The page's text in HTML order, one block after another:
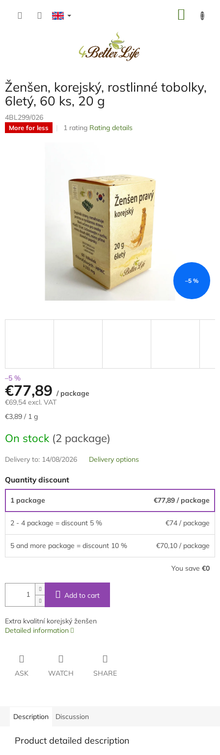
Ženšen, korejský, rostlinné tobolky,
6letý, 60 ks, 20 g
4BL299/026
More for less
The
out
of
stars.
1 rating Rating details
–5 %
–5 %
€77,89 / package
€69,54 excl. VAT
Measure
€3,89 / 1 g
On stock (2 package)
Delivery to: 14/08/2026 Delivery options
Quantity discount
1 package €77,89 / package
2 - 4 package = discount 5 % €74 / package
5 and more package = discount 10 % €70,10 / package
You save €0
Add to cart
Extra kvalitní korejský ženšen
Detailed information
ASK WATCH SHARE
Description Discussion
Product detailed description